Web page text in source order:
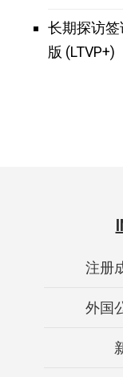
长期探访签
版 (LTVP+)
注册
外国